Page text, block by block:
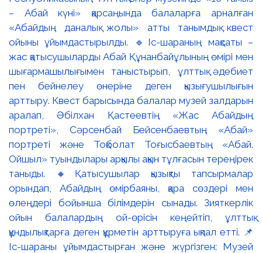
– Абай күні» қарсаңында балаларға арналған
«Абайдың даналық жолы» атты танымдық квест
ойыны ұйымдастырылды. 🔹Іс-шараның мақсаты –
жас қатысушыларды Абай Құнанбайұлының өмірі мен
шығармашылығымен таныстырып, ұлттық әдебиет
пен бейнелеу өнеріне деген қызығушылығын
арттыру. Квест барысында балалар музей залдарын
аралап, Әбілхан Қастеевтің «Жас Абайдың
портреті», Сәрсенбай Бейсенбаевтың «Абай»
портреті және Тоқболат Тоғысбаевтың «Абай.
Ойшыл» туындылары арқылы ақын тұлғасын тереңірек
таныды. 🔸Қатысушылар қызықты тапсырмалар
орындап, Абайдың өмірбаяны, қара сөздері мен
өлеңдері бойынша білімдерін сынады. Зияткерлік
ойын балалардың ой-өрісін кеңейтіп, ұлттық
құндылықтарға деген құрметін арттыруға ықпал етті. 📌
Іс-шараны ұйымдастырған және жүргізген: Музей